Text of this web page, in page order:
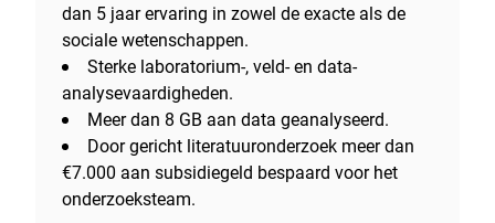
dan 5 jaar ervaring in zowel de exacte als de
sociale wetenschappen.
Sterke laboratorium-, veld- en data-
analysevaardigheden.
Meer dan 8 GB aan data geanalyseerd.
Door gericht literatuuronderzoek meer dan
€7.000 aan subsidiegeld bespaard voor het
onderzoeksteam.